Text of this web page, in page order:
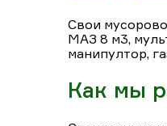
Свои
МАЗ 8 м3,
манипултор,
Как мы